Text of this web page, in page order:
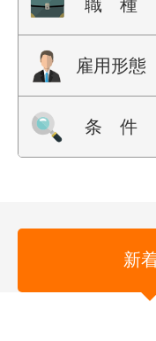
職 種
雇用形態
条 件
新